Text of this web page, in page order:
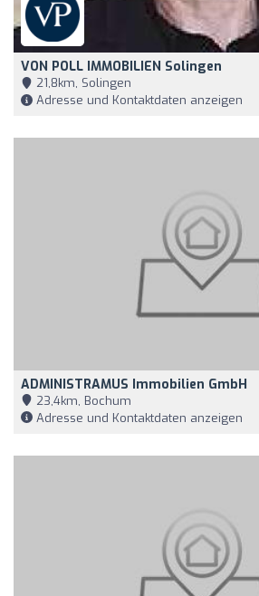
VON POLL IMMOBILIEN Solingen
21,8km, Solingen
Adresse und Kontaktdaten anzeigen
ADMINISTRAMUS Immobilien GmbH
23,4km, Bochum
Adresse und Kontaktdaten anzeigen